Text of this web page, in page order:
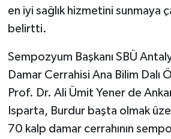
en iyi sağlık hizmetini sunmaya
belirtti.
Sempozyum Başkanı SBÜ
Damar Cerrahisi Ana Bilim Dalı
Prof. Dr. Ali Ümit Yener de
Isparta, Burdur başta olmak
70 kalp damar cerrahının